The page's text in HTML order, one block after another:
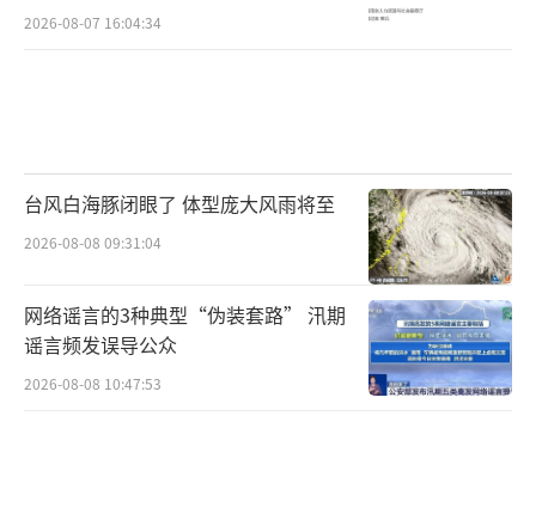
2026-08-07 16:04:34
台风白海豚闭眼了 体型庞大风雨将至
2026-08-08 09:31:04
网络谣言的3种典型“伪装套路” 汛期
谣言频发误导公众
2026-08-08 10:47:53